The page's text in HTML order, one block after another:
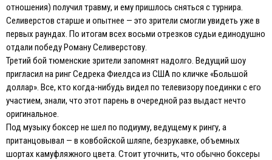
отношения) получил травму, и ему пришлось сняться с турнира.
Селиверстов старше и опытнее — это зрители смогли увидеть уже в
первых раундах. По итогам всех восьми отрезков судьи единодушно
отдали победу Роману Селиверстову.
Третий бой тюменские зрители запомнят надолго. Ведущий шоу
пригласил на ринг Седрека Фиелдса из США по кличке «Большой
доллар». Все, кто когда-нибудь видел по телевизору поединки с его
участием, знали, что этот парень в очередной раз выдаст нечто
оригинальное.
Под музыку боксер не шел по подиуму, ведущему к рингу, а
пританцовывал — в ковбойской шляпе, безрукавке, объемных
шортах камуфляжного цвета. Стоит уточнить, что обычно боксеры